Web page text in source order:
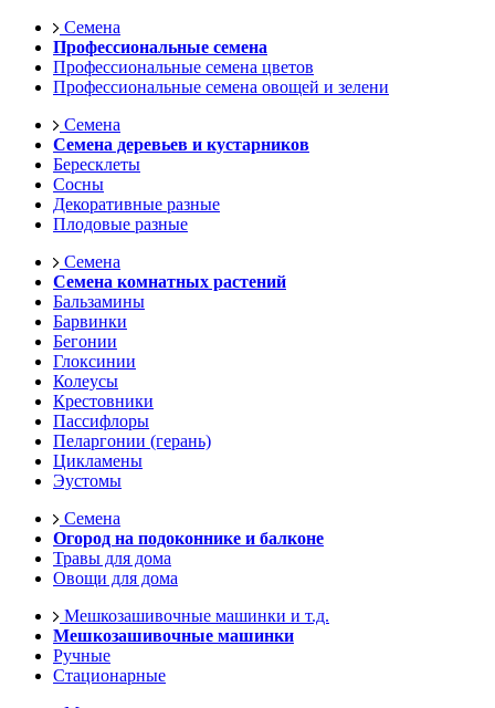
Семена
Профессиональные семена
Профессиональные семена цветов
Профессиональные семена овощей и зелени
Семена
Семена деревьев и кустарников
Бересклеты
Сосны
Декоративные разные
Плодовые разные
Семена
Семена комнатных растений
Бальзамины
Барвинки
Бегонии
Глоксинии
Колеусы
Крестовники
Пассифлоры
Пеларгонии (герань)
Цикламены
Эустомы
Семена
Огород на подоконнике и балконе
Травы для дома
Овощи для дома
Мешкозашивочные машинки и т.д.
Мешкозашивочные машинки
Ручные
Стационарные